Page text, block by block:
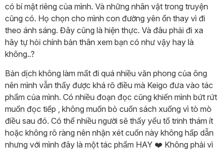
có bí mật riêng của mình. Và những nhân vật trong truyện
cũng có. Họ chọn cho mình con đường yên ổn thay vì đi
theo ánh sáng. Đây cũng là hiện thực. Và đâu phải đi xa
hãy tự hỏi chính bản thân xem bạn có như vậy hay là
không..?
Bản dịch không làm mất đi quá nhiều văn phong của ông
nên mình vẫn thấy được khá rõ điều mà Keigo đưa vào tác
phẩm của mình. Có nhiều đoạn đọc cũng khiến mình bứt rứt
muốn đọc tiếp , không muốn bỏ cuốn sách xuống vì tò mò
điều sau đó. Có thể nhiều người sẽ thấy yếu tố trinh thám ít
hoặc không rõ ràng nên nhận xét cuốn này không hấp dẫn
nhưng với mình đây là một tác phẩm HAY ❤️ Không phải vì